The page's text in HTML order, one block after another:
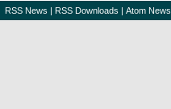
RSS News | RSS Downloads | Atom News